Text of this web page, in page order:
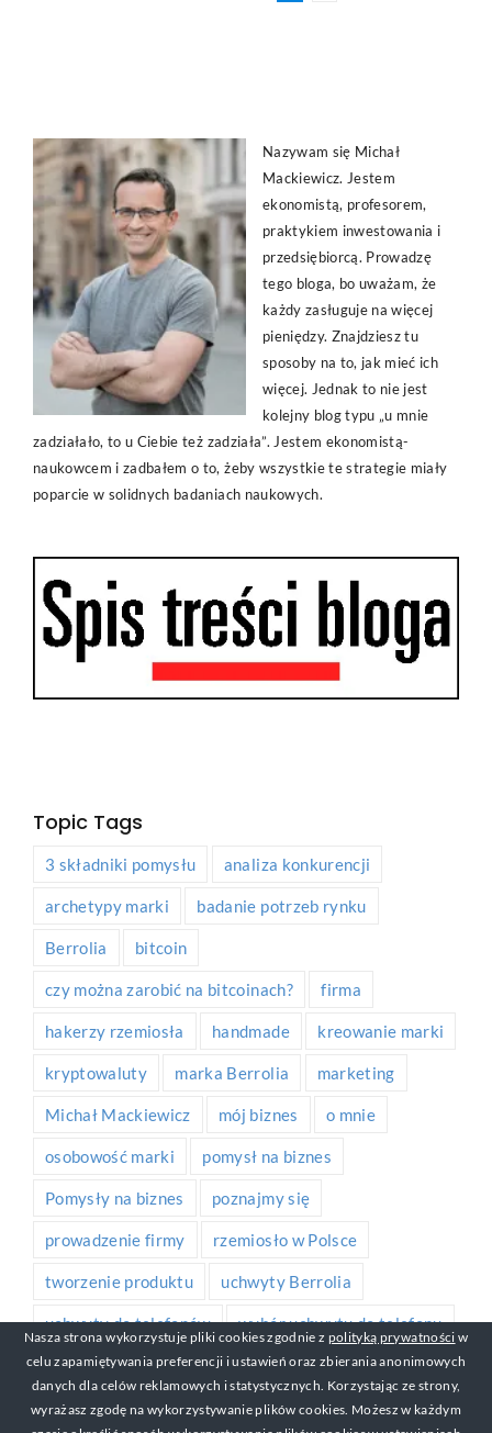
Nazywam się Michał
Mackiewicz. Jestem
ekonomistą, profesorem,
praktykiem inwestowania i
przedsiębiorcą. Prowadzę
tego bloga, bo uważam, że
każdy zasługuje na więcej
pieniędzy. Znajdziesz tu
sposoby na to, jak mieć ich
więcej. Jednak to nie jest
kolejny blog typu „u mnie
zadziałało, to u Ciebie też zadziała”. Jestem ekonomistą-
naukowcem i zadbałem o to, żeby wszystkie te strategie miały
poparcie w solidnych badaniach naukowych.
Topic Tags
3 składniki pomysłu analiza konkurencji
archetypy marki badanie potrzeb rynku
Berrolia bitcoin
czy można zarobić na bitcoinach? firma
hakerzy rzemiosła handmade kreowanie marki
kryptowaluty marka Berrolia marketing
Michał Mackiewicz mój biznes o mnie
osobowość marki pomysł na biznes
Pomysły na biznes poznajmy się
prowadzenie firmy rzemiosło w Polsce
tworzenie produktu uchwyty Berrolia
uchwyty do telefonów wybór uchwytu do telefonu
zakładanie firmy Zarabianie na Śniadanie
zawód rzemieślnik ZNŚ
Nasza strona wykorzystuje pliki cookies zgodnie z polityką prywatności w
celu zapamiętywania preferencji i ustawień oraz zbierania anonimowych
danych dla celów reklamowych i statystycznych. Korzystając ze strony,
wyrażasz zgodę na wykorzystywanie plików cookies. Możesz w każdym